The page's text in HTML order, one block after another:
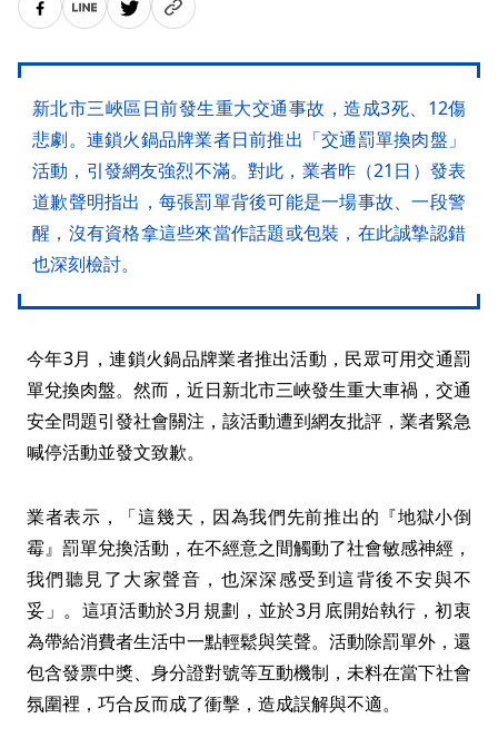
新北市三峽區日前發生重大交通事故，造成3死、12傷
悲劇。連鎖火鍋品牌業者日前推出「交通罰單換肉盤」
活動，引發網友強烈不滿。對此，業者昨（21日）發表
道歉聲明指出，每張罰單背後可能是一場事故、一段警
醒，沒有資格拿這些來當作話題或包裝，在此誠摯認錯
也深刻檢討。
今年3月，連鎖火鍋品牌業者推出活動，民眾可用交通罰
單兌換肉盤。然而，近日新北市三峽發生重大車禍，交通
安全問題引發社會關注，該活動遭到網友批評，業者緊急
喊停活動並發文致歉。
業者表示，「這幾天，因為我們先前推出的『地獄小倒
霉』罰單兌換活動，在不經意之間觸動了社會敏感神經，
我們聽見了大家聲音，也深深感受到這背後不安與不
妥」。這項活動於3月規劃，並於3月底開始執行，初衷
為帶給消費者生活中一點輕鬆與笑聲。活動除罰單外，還
包含發票中獎、身分證對號等互動機制，未料在當下社會
氛圍裡，巧合反而成了衝擊，造成誤解與不適。